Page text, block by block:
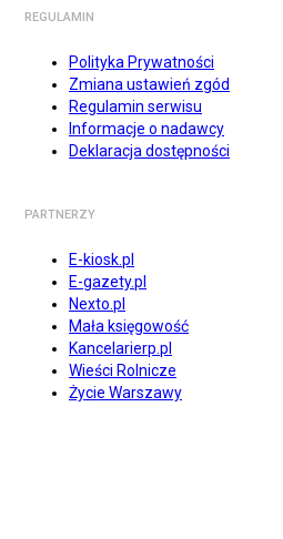
REGULAMIN
Polityka Prywatności
Zmiana ustawień zgód
Regulamin serwisu
Informacje o nadawcy
Deklaracja dostępności
PARTNERZY
E-kiosk.pl
E-gazety.pl
Nexto.pl
Mała księgowość
Kancelarierp.pl
Wieści Rolnicze
Życie Warszawy